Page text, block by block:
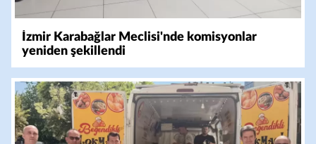
İzmir Karabağlar Meclisi'nde komisyonlar
yeniden şekillendi